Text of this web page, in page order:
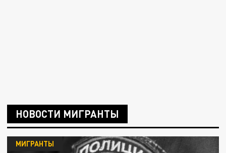
НОВОСТИ МИГРАНТЫ
МИГРАНТЫ